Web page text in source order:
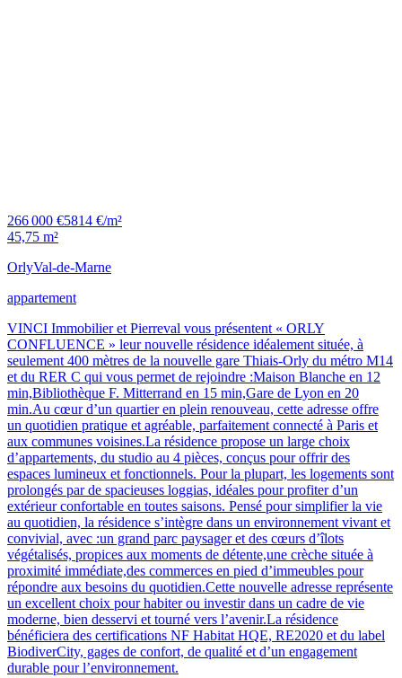
266 000 €5814 €/m²
45,75 m²
OrlyVal-de-Marne
appartement
VINCI Immobilier et Pierreval vous présentent « ORLY
CONFLUENCE » leur nouvelle résidence idéalement située, à
seulement 400 mètres de la nouvelle gare Thiais-Orly du métro M14
et du RER C qui vous permet de rejoindre :Maison Blanche en 12
min,Bibliothèque F. Mitterrand en 15 min,Gare de Lyon en 20
min.Au cœur d’un quartier en plein renouveau, cette adresse offre
un quotidien pratique et agréable, parfaitement connecté à Paris et
aux communes voisines.La résidence propose un large choix
d’appartements, du studio au 4 pièces, conçus pour offrir des
espaces lumineux et fonctionnels. Pour la plupart, les logements sont
prolongés par de spacieuses loggias, idéales pour profiter d’un
extérieur confortable en toutes saisons. Pensé pour simplifier la vie
au quotidien, la résidence s’intègre dans un environnement vivant et
convivial, avec :un grand parc paysager et des cœurs d’îlots
végétalisés, propices aux moments de détente,une crèche située à
proximité immédiate,des commerces en pied d’immeubles pour
répondre aux besoins du quotidien.Cette nouvelle adresse représente
un excellent choix pour habiter ou investir dans un cadre de vie
moderne, bien desservi et tourné vers l’avenir.La résidence
bénéficiera des certifications NF Habitat HQE, RE2020 et du label
BiodiverCity, gages de confort, de qualité et d’un engagement
durable pour l’environnement.